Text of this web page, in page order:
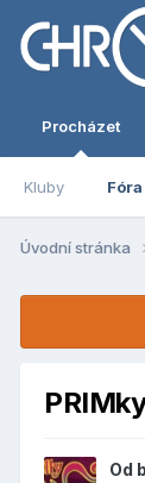
Procházet
Kluby Fóra
Úvodní stránka
Od